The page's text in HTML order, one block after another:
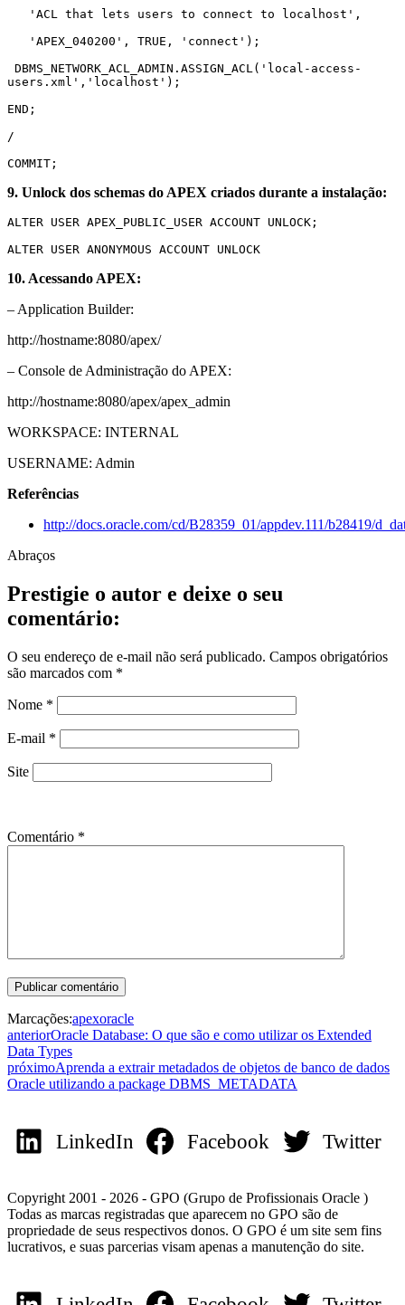
'ACL that lets users to connect to localhost',
'APEX_040200', TRUE, 'connect');
DBMS_NETWORK_ACL_ADMIN.ASSIGN_ACL('local-access-
users.xml','localhost');
END;
/
COMMIT;
9. Unlock dos schemas do APEX criados durante a instalação:
ALTER USER APEX_PUBLIC_USER ACCOUNT UNLOCK;
ALTER USER ANONYMOUS ACCOUNT UNLOCK
10. Acessando APEX:
– Application Builder:
http://hostname:8080/apex/
– Console de Administração do APEX:
http://hostname:8080/apex/apex_admin
WORKSPACE: INTERNAL
USERNAME: Admin
Referências
http://docs.oracle.com/cd/B28359_01/appdev.111/b28419/
Abraços
Prestigie o autor e deixe o seu
comentário:
O seu endereço de e-mail não será publicado. Campos obrigatórios
são marcados com *
Nome *
E-mail *
Site
Comentário *
Marcações:apexoracle
anteriorOracle Database: O que são e como utilizar os Extended
Data Types
próximoAprenda a extrair metadados de objetos de banco de dados
Oracle utilizando a package DBMS_METADATA
LinkedIn Facebook Twitter
Copyright 2001 - 2026 - GPO (Grupo de Profissionais Oracle )
Todas as marcas registradas que aparecem no GPO são de
propriedade de seus respectivos donos. O GPO é um site sem fins
lucrativos, e suas parcerias visam apenas a manutenção do site.